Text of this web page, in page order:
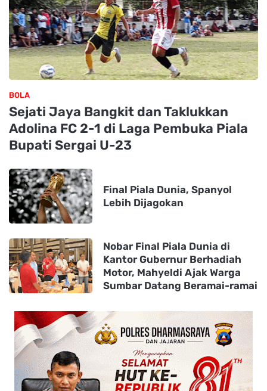
BOLA
Sejati Jaya Bangkit dan Taklukkan
Adolina FC 2-1 di Laga Pembuka Piala
Bupati Sergai U-23
Final Piala Dunia, Spanyol
Lebih Dijagokan
Nobar Final Piala Dunia di
Kantor Gubernur Berhadiah
Motor, Mahyeldi Ajak Warga
Sumbar Datang Beramai-ramai